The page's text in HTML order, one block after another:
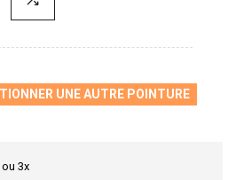
UNE AUTRE POINTURE
ou 3x